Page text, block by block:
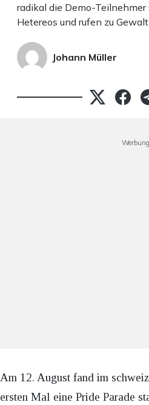
radikal die Demo-
Hetereos und rufen zu
Johann Müller
Werbung
Am 12. August fand im
ersten Mal eine Pride Parade